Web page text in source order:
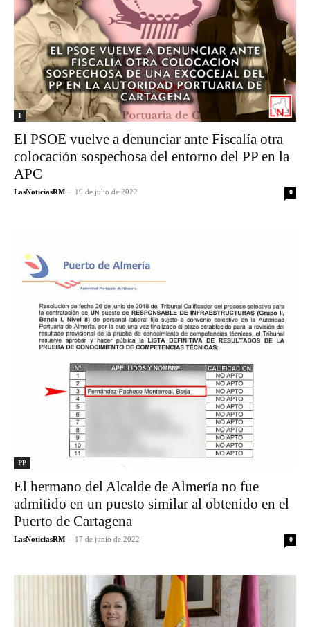
1
El PSOE vuelve a denunciar ante Fiscalía otra
colocación sospechosa del entorno del PP en la
APC
LasNoticiasRM - 19 de julio de 2022 0
PP
El hermano del Alcalde de Almería no fue
admitido en un puesto similar al obtenido en el
Puerto de Cartagena
LasNoticiasRM - 17 de junio de 2022 0